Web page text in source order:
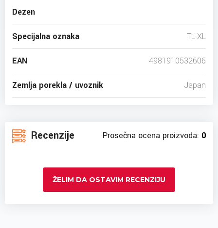
Dezen
Specijalna oznaka TL XL
EAN 4981910532606
Zemlja porekla / uvoznik Japan
Recenzije Prosečna ocena proizvoda: 0
ŽELIM DA OSTAVIM RECENZIJU